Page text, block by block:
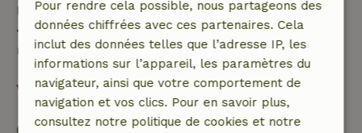
l'arrivée : remboursement de 10 %
• le jour de l'arrivée ou après : aucun
remboursement
Voir tout
Pour rendre cela possible, nous partageons des
données chiffrées avec ces partenaires. Cela
inclut des données telles que l’adresse IP, les
informations sur l’appareil, les paramètres du
navigateur, ainsi que votre comportement de
navigation et vos clics. Pour en savoir plus,
consultez notre politique de cookies et notre